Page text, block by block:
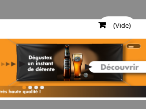
(Vide)